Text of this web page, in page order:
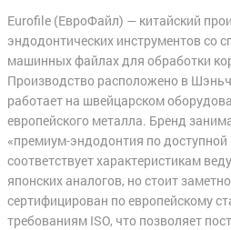
Eurofile (ЕвроФайл) — китайский
эндодонтических инструментов со
машинных файлах для обработки
Производство расположено в
работает на швейцарском
европейского металла. Бренд
«премиум-эндодонтия по доступной
соответствует характеристикам
японских аналогов, но стоит
сертифицирован по европейскому
требованиям ISO, что позволяет